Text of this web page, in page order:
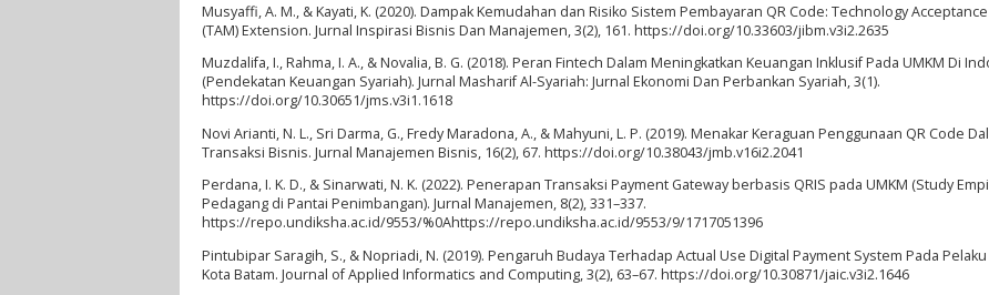
Musyaffi, A. M., & Kayati, K. (2020). Dampak Kemudahan dan Risiko Sistem Pembayaran QR Code: Technology
(TAM) Extension. Jurnal Inspirasi Bisnis Dan Manajemen, 3(2), 161. https://doi.org/10.33603/jibm.v3i2.2635
Muzdalifa, I., Rahma, I. A., & Novalia, B. G. (2018). Peran Fintech Dalam Meningkatkan Keuangan Inklusif Pada UMKM Di
(Pendekatan Keuangan Syariah). Jurnal Masharif Al-Syariah: Jurnal Ekonomi Dan Perbankan Syariah, 3(1).
https://doi.org/10.30651/jms.v3i1.1618
Novi Arianti, N. L., Sri Darma, G., Fredy Maradona, A., & Mahyuni, L. P. (2019). Menakar Keraguan Penggunaan QR Code
Transaksi Bisnis. Jurnal Manajemen Bisnis, 16(2), 67. https://doi.org/10.38043/jmb.v16i2.2041
Perdana, I. K. D., & Sinarwati, N. K. (2022). Penerapan Transaksi Payment Gateway berbasis QRIS pada UMKM (Study
Pedagang di Pantai Penimbangan). Jurnal Manajemen, 8(2), 331–337.
https://repo.undiksha.ac.id/9553/%0Ahttps://repo.undiksha.ac.id/9553/9/1717051396
Pintubipar Saragih, S., & Nopriadi, N. (2019). Pengaruh Budaya Terhadap Actual Use Digital Payment System Pada Pelaku
Kota Batam. Journal of Applied Informatics and Computing, 3(2), 63–67. https://doi.org/10.30871/jaic.v3i2.1646